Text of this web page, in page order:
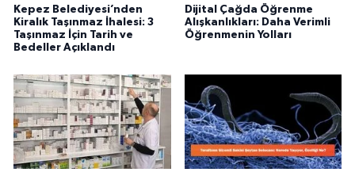
Kepez Belediyesi’nden
Kiralık Taşınmaz İhalesi: 3
Taşınmaz İçin Tarih ve
Bedeller Açıklandı
Dijital Çağda Öğrenme
Alışkanlıkları: Daha Verimli
Öğrenmenin Yolları